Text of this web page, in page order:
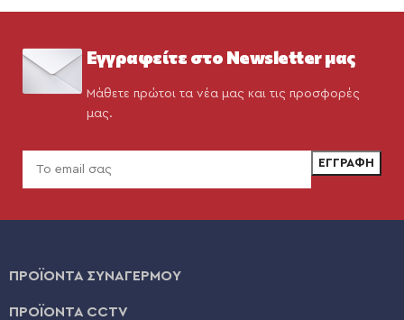
Εγγραφείτε στο Newsletter μας
Μάθετε πρώτοι τα νέα μας και τις προσφορές
μας.
ΠΡΟΪΟΝΤΑ ΣΥΝΑΓΕΡΜΟΥ
ΠΡΟΪΟΝΤΑ CCTV